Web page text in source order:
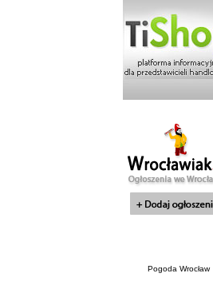
Pogoda Wrocław